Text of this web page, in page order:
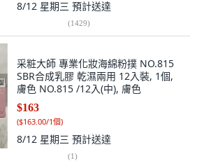
8/12 星期三 預計送達
(1429)
采粧大師 專業化妝海綿粉撲 NO.815
SBR合成乳膠 乾濕兩用 12入裝, 1個,
膚色 NO.815 /12入(中), 膚色
$163
($163.00/1個)
8/12 星期三 預計送達
(1)